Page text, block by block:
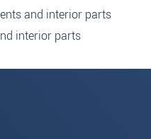
and interior parts
interior parts